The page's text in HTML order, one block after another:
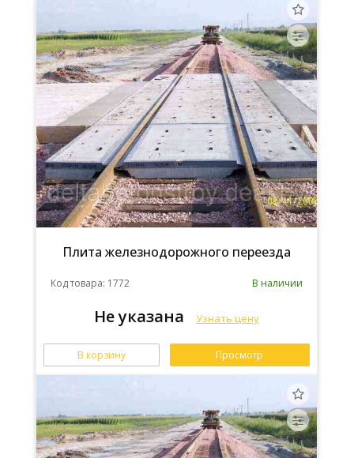
Плита железнодорожного переезда
Код товара: 1772 В наличии
Не указана Узнать цену
В корзину Просмотр